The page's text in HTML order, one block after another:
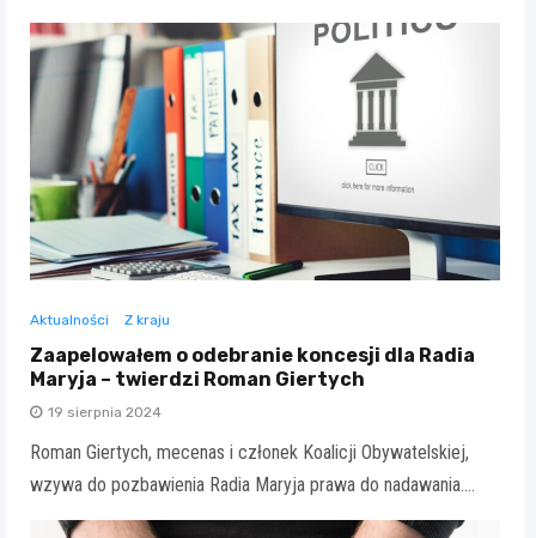
Aktualności Z kraju
Zaapelowałem o odebranie koncesji dla Radia
Maryja – twierdzi Roman Giertych
19 sierpnia 2024
Roman Giertych, mecenas i członek Koalicji Obywatelskiej,
wzywa do pozbawienia Radia Maryja prawa do nadawania.…